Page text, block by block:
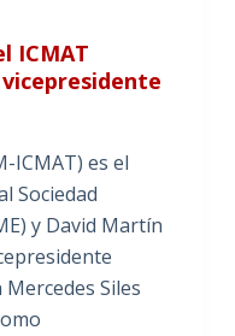
ICMAT
ICMAT) es el
Sociedad
y David Martín
Siles